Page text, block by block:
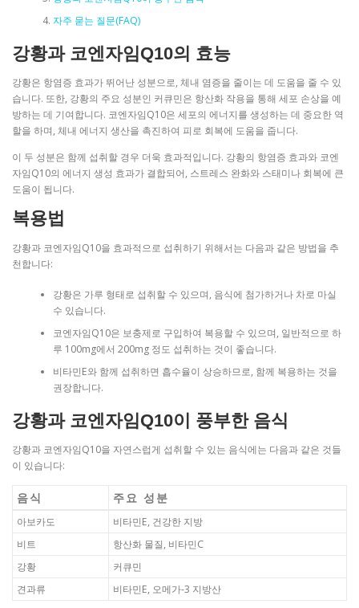
자주 묻는 질문(FAQ)
강황과 코엔자임Q10의 효능
강황은 항염증 효과가 뛰어난 성분으로, 체내 염증을 줄이는 데 도움을 줄 수 있
습니다. 또한, 강황의 주요 성분인 커큐민은 항산화 작용을 통해 세포 손상을 예
방하는 데 기여합니다. 코엔자임Q10은 세포의 에너지를 생성하는 데 중요한 역
할을 하며, 체내 에너지 생산을 촉진하여 피로 회복에 도움을 줍니다.
이 두 성분은 함께 섭취할 경우 더욱 효과적입니다. 강황의 항염증 효과와 코엔
자임Q10의 에너지 생성 효과가 결합되어, 스트레스 완화와 스태미나 회복에 큰
도움이 됩니다.
복용법
강황과 코엔자임Q10을 효과적으로 섭취하기 위해서는 다음과 같은 방법을 추
천합니다:
강황은 가루 형태로 섭취할 수 있으며, 음식에 첨가하거나 차로 마실
수 있습니다.
코엔자임Q10은 보충제로 구입하여 복용할 수 있으며, 일반적으로 하
루 100mg에서 200mg 정도 섭취하는 것이 좋습니다.
비타민E와 함께 섭취하면 흡수율이 상승하므로, 함께 복용하는 것을
권장합니다.
강황과 코엔자임Q10이 풍부한 음식
강황과 코엔자임Q10을 자연스럽게 섭취할 수 있는 음식에는 다음과 같은 것들
이 있습니다:
음식 주요 성분
아보카도
비타민E, 건강한 지방
비트
항산화 물질, 비타민C
강황
커큐민
견과류
비타민E, 오메가-3 지방산